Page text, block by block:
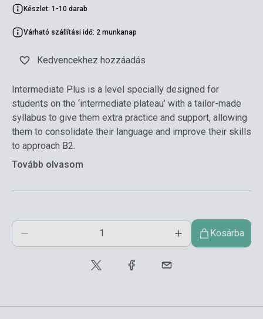
Készlet: 1-10 darab
Várható szállítási idő: 2 munkanap
Kedvencekhez hozzáadás
Intermediate Plus is a level specially designed for
students on the ‘intermediate plateau’ with a tailor-made
syllabus to give them extra practice and support, allowing
them to consolidate their language and improve their skills
to approach B2.
Tovább olvasom
Kosárba